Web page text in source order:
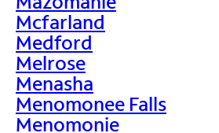
Mcfarland
Medford
Melrose
Menasha
Menomonee Falls
Menomonie